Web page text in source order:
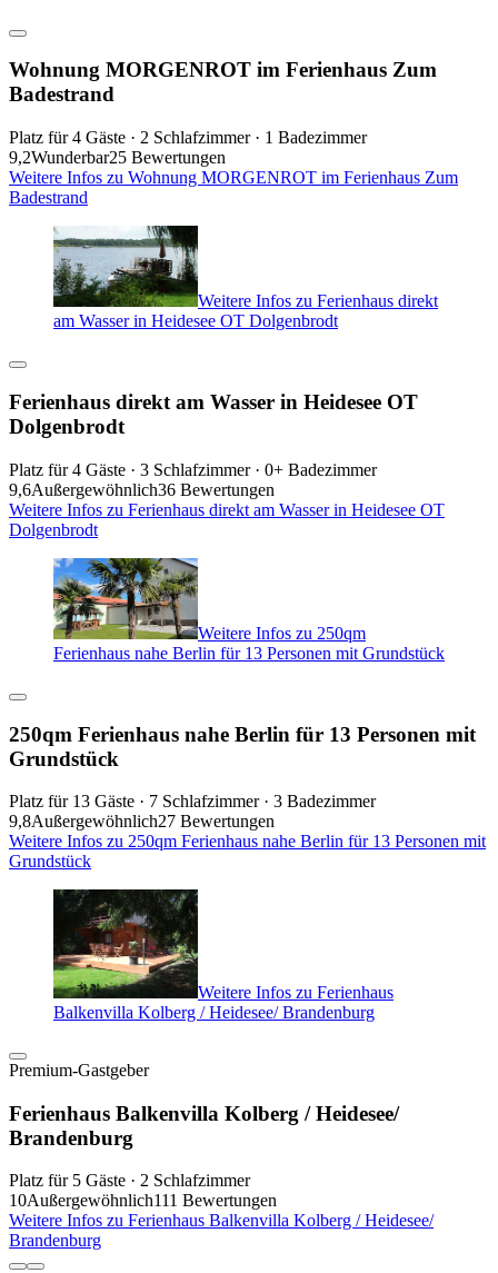
Wohnung MORGENROT im Ferienhaus Zum
Badestrand
Platz für 4 Gäste · 2 Schlafzimmer · 1 Badezimmer
9,2Wunderbar25 Bewertungen
Weitere Infos zu Wohnung MORGENROT im Ferienhaus Zum
Badestrand
Weitere Infos zu Ferienhaus direkt
am Wasser in Heidesee OT Dolgenbrodt
Ferienhaus direkt am Wasser in Heidesee OT
Dolgenbrodt
Platz für 4 Gäste · 3 Schlafzimmer · 0+ Badezimmer
9,6Außergewöhnlich36 Bewertungen
Weitere Infos zu Ferienhaus direkt am Wasser in Heidesee OT
Dolgenbrodt
Weitere Infos zu 250qm
Ferienhaus nahe Berlin für 13 Personen mit Grundstück
250qm Ferienhaus nahe Berlin für 13 Personen mit
Grundstück
Platz für 13 Gäste · 7 Schlafzimmer · 3 Badezimmer
9,8Außergewöhnlich27 Bewertungen
Weitere Infos zu 250qm Ferienhaus nahe Berlin für 13 Personen mit
Grundstück
Weitere Infos zu Ferienhaus
Balkenvilla Kolberg / Heidesee/ Brandenburg
Premium-Gastgeber
Ferienhaus Balkenvilla Kolberg / Heidesee/
Brandenburg
Platz für 5 Gäste · 2 Schlafzimmer
10Außergewöhnlich111 Bewertungen
Weitere Infos zu Ferienhaus Balkenvilla Kolberg / Heidesee/
Brandenburg